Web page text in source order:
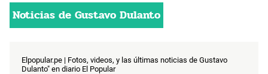
Noticias de Gustavo Dulanto
Elpopular.pe | Fotos, videos, y las últimas noticias de Gustavo
Dulanto" en diario El Popular